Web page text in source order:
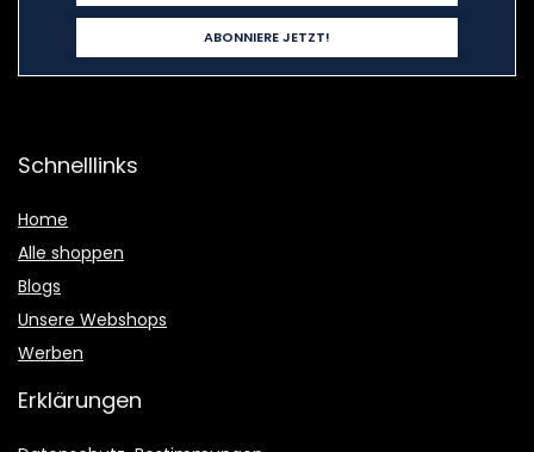
Schnelllinks
Home
Alle shoppen
Blogs
Unsere Webshops
Werben
Erklärungen